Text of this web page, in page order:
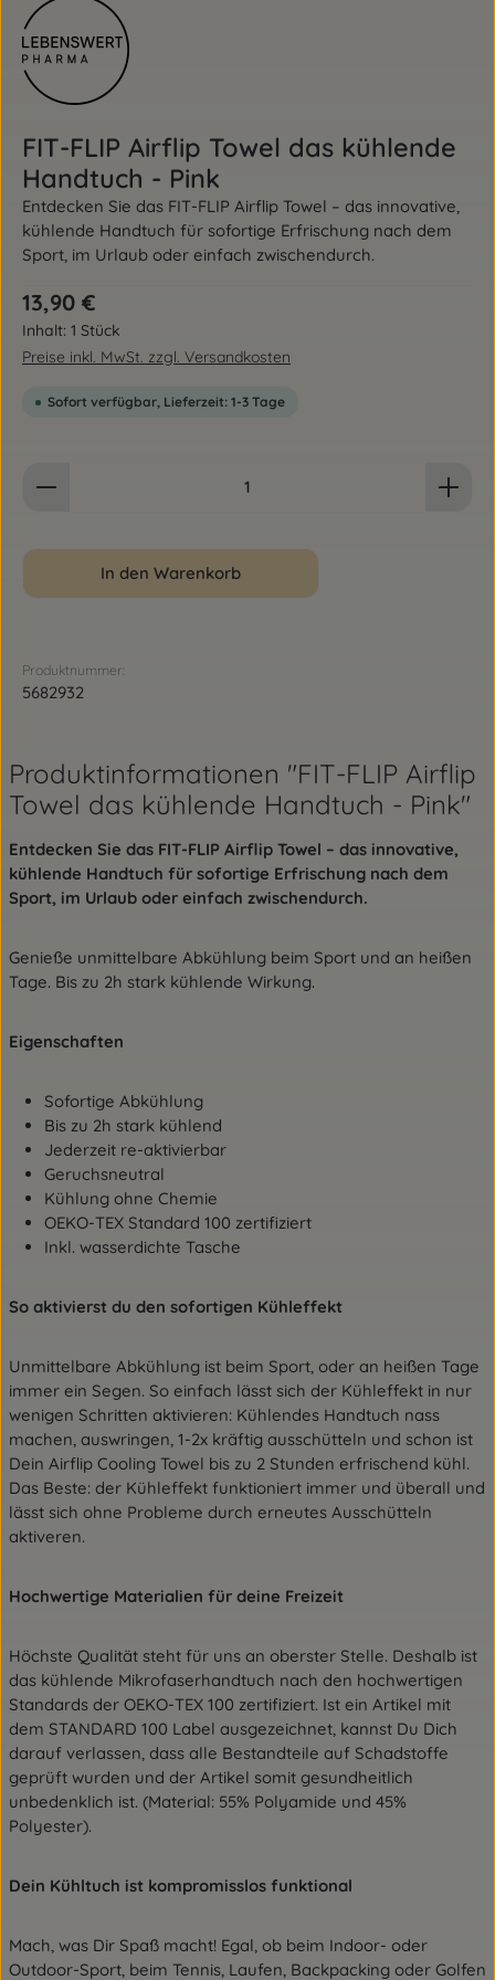
FIT-FLIP Airflip Towel das kühlende
Handtuch - Pink
Entdecken Sie das FIT-FLIP Airflip Towel – das innovative,
kühlende Handtuch für sofortige Erfrischung nach dem
Sport, im Urlaub oder einfach zwischendurch.
Regulärer Preis:
13,90 €
Inhalt: 1 Stück
Preise inkl. MwSt. zzgl. Versandkosten
Sofort verfügbar, Lieferzeit: 1-3 Tage
In den Warenkorb
Produktnummer:
5682932
Produktinformationen "FIT-FLIP Airflip
Towel das kühlende Handtuch - Pink"
Entdecken Sie das FIT-FLIP Airflip Towel – das innovative,
kühlende Handtuch für sofortige Erfrischung nach dem
Sport, im Urlaub oder einfach zwischendurch.
Genieße unmittelbare Abkühlung beim Sport und an heißen
Tage. Bis zu 2h stark kühlende Wirkung.
Eigenschaften
Sofortige Abkühlung
Bis zu 2h stark kühlend
Jederzeit re-aktivierbar
Geruchsneutral
Kühlung ohne Chemie
OEKO-TEX Standard 100 zertifiziert
Inkl. wasserdichte Tasche
So aktivierst du den sofortigen Kühleffekt
Unmittelbare Abkühlung ist beim Sport, oder an heißen Tage
immer ein Segen. So einfach lässt sich der Kühleffekt in nur
wenigen Schritten aktivieren: Kühlendes Handtuch nass
machen, auswringen, 1-2x kräftig ausschütteln und schon ist
Dein Airflip Cooling Towel bis zu 2 Stunden erfrischend kühl.
Das Beste: der Kühleffekt funktioniert immer und überall und
lässt sich ohne Probleme durch erneutes Ausschütteln
aktiveren.
Hochwertige Materialien für deine Freizeit
Höchste Qualität steht für uns an oberster Stelle. Deshalb ist
das kühlende Mikrofaserhandtuch nach den hochwertigen
Standards der OEKO-TEX 100 zertifiziert. Ist ein Artikel mit
dem STANDARD 100 Label ausgezeichnet, kannst Du Dich
darauf verlassen, dass alle Bestandteile auf Schadstoffe
geprüft wurden und der Artikel somit gesundheitlich
unbedenklich ist. (Material: 55% Polyamide und 45%
Polyester).
Dein Kühltuch ist kompromisslos funktional
Mach, was Dir Spaß macht! Egal, ob beim Indoor- oder
Outdoor-Sport, beim Tennis, Laufen, Backpacking oder Golfen